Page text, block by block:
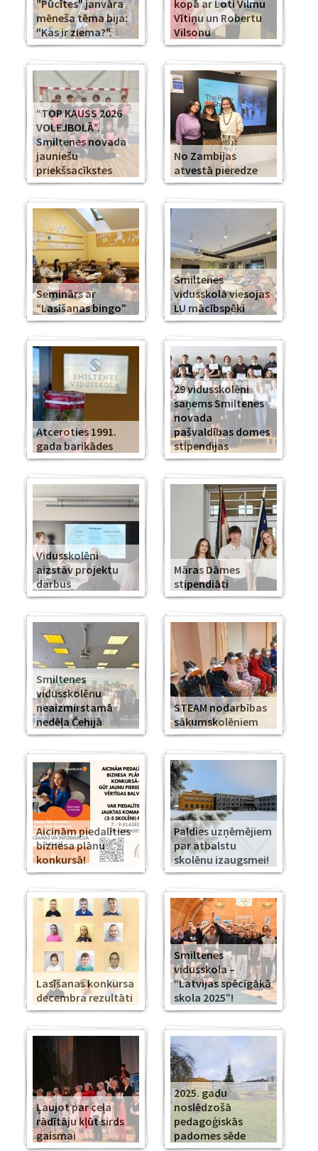
"Pūcītes" janvāra
mēneša tēma bija:
"Kas ir ziema?".
kopā ar Loti Vilmu
Vītiņu un Robertu
Vilsonu
“TOP KAUSS 2026
VOLEJBOLĀ”.
Smiltenes novada
jauniešu
priekšsacīkstes
No Zambijas
atvestā pieredze
Seminārs ar
“Lasīšanas bingo”
Smiltenes
vidusskolā viesojas
LU mācībspēki
Atceroties 1991.
gada barikādes
29 vidusskolēni
saņems Smiltenes
novada
pašvaldības domes
stipendijas
Vidusskolēni
aizstāv projektu
darbus
Māras Dāmes
stipendiāti
Smiltenes
vidusskolēnu
neaizmirstamā
nedēļa Čehijā
STEAM nodarbības
sākumskolēniem
Aicinām piedalīties
biznesa plānu
konkursā!
Paldies uzņēmējiem
par atbalstu
skolēnu izaugsmei!
Lasīšanas konkursa
decembra rezultāti
Smiltenes
vidusskola –
“Latvijas spēcīgākā
skola 2025”!
Ļaujot par ceļa
rādītāju kļūt sirds
gaismai
2025. gadu
noslēdzošā
pedagoģiskās
padomes sēde